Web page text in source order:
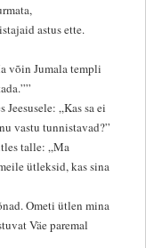
astus ette.
võin Jumala templi
„Kas sa ei
vastu tunnistavad?”
talle: „Ma
ütleksid, kas sina
Ometi ütlen mina
Väe paremal